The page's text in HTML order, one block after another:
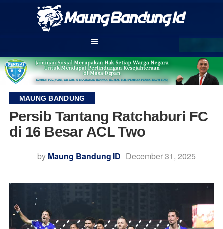
MAUNG BANDUNG
Persib Tantang Ratchaburi FC
di 16 Besar ACL Two
by Maung Bandung ID December 31, 2025